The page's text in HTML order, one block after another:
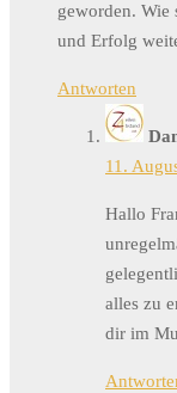
geworden. Wie
und Erfolg
Antworten
11.
Hallo
alles zu
dir im